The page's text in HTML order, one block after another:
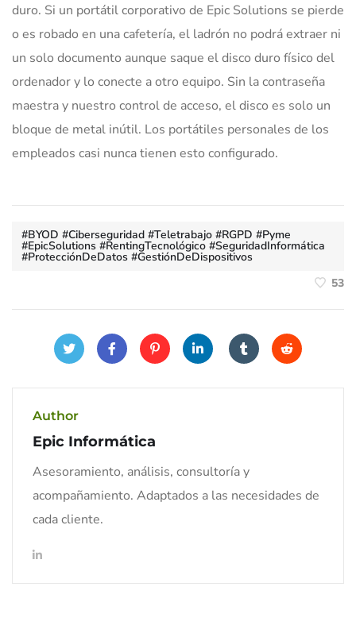
duro. Si un portátil corporativo de Epic Solutions se pierde
o es robado en una cafetería, el ladrón no podrá extraer ni
un solo documento aunque saque el disco duro físico del
ordenador y lo conecte a otro equipo. Sin la contraseña
maestra y nuestro control de acceso, el disco es solo un
bloque de metal inútil. Los portátiles personales de los
empleados casi nunca tienen esto configurado.
#BYOD #Ciberseguridad #Teletrabajo #RGPD #Pyme
#EpicSolutions #RentingTecnológico #SeguridadInformática
#ProtecciónDeDatos #GestiónDeDispositivos
53
Author
Epic Informática
Asesoramiento, análisis, consultoría y
acompañamiento. Adaptados a las necesidades de
cada cliente.